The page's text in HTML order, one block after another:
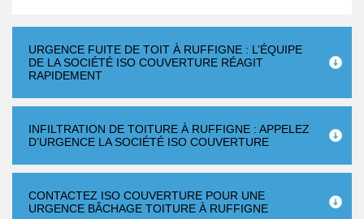
URGENCE FUITE DE TOIT À RUFFIGNE : L’ÉQUIPE
DE LA SOCIÉTÉ ISO COUVERTURE RÉAGIT
RAPIDEMENT
INFILTRATION DE TOITURE À RUFFIGNE : APPELEZ
D’URGENCE LA SOCIÉTÉ ISO COUVERTURE
CONTACTEZ ISO COUVERTURE POUR UNE
URGENCE BÂCHAGE TOITURE À RUFFIGNE